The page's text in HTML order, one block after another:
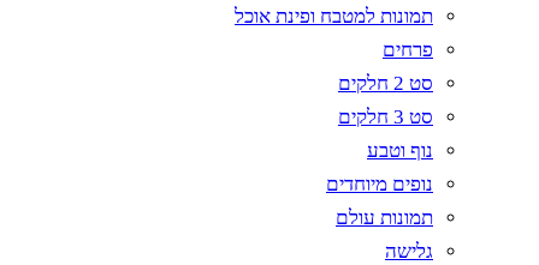
תמונות למטבח ופינת אוכל
פרחים
סט 2 חלקים
סט 3 חלקים
נוף וטבע
נופים מיוחדים
תמונות עולם
גלישה